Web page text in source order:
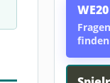
finden